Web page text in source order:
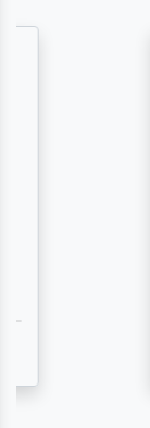
ik
Door
Als er
maakt